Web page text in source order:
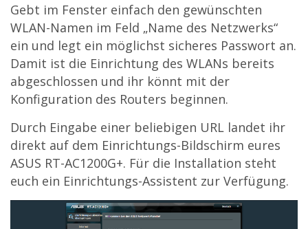
Gebt im Fenster einfach den gewünschten
WLAN-Namen im Feld „Name des Netzwerks“
ein und legt ein möglichst sicheres Passwort an.
Damit ist die Einrichtung des WLANs bereits
abgeschlossen und ihr könnt mit der
Konfiguration des Routers beginnen.
Durch Eingabe einer beliebigen URL landet ihr
direkt auf dem Einrichtungs-Bildschirm eures
ASUS RT-AC1200G+. Für die Installation steht
euch ein Einrichtungs-Assistent zur Verfügung.